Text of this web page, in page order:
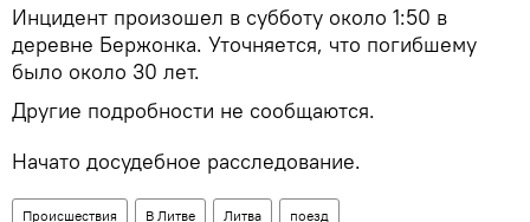
Инцидент произошел в субботу около 1:50 в
деревне Бержонка. Уточняется, что погибшему
было около 30 лет.
Другие подробности не сообщаются.
Начато досудебное расследование.
Происшествия В Литве Литва поезд